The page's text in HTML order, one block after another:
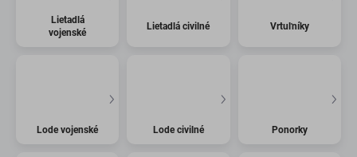
Lietadlá
vojenské
Lietadlá civilné Vrtuľníky
Lode vojenské Lode civilné Ponorky